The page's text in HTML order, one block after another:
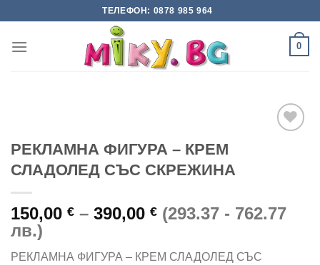
content
ТЕЛЕФОН: 0878 985 964
0
РЕКЛАМНА ФИГУРА – КРЕМ
СЛАДОЛЕД СЪС СКРЕЖИНА
150,00 € – 390,00 €Price
range:
(293.37 - 762.77
лв.)
РЕКЛАМНА ФИГУРА – КРЕМ СЛАДОЛЕД СЪС